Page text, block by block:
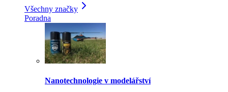
Všechny značky
Poradna
Nanotechnologie v modelářství